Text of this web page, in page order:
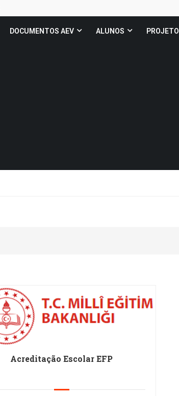
DOCUMENTOS AEV ALUNOS
Acreditação Escolar EFP